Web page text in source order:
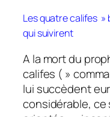
Les quatre califes »
qui suivirent
A la mort du
califes ( »
lui succèdent
considérable,